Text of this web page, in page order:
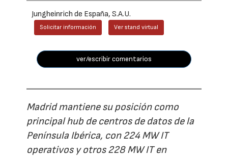
Jungheinrich de España, S.A.U.
Solicitar información Ver stand virtual
ver/escribir comentarios
Madrid mantiene su posición como
principal hub de centros de datos de la
Península Ibérica, con 224 MW IT
operativos y otros 228 MW IT en